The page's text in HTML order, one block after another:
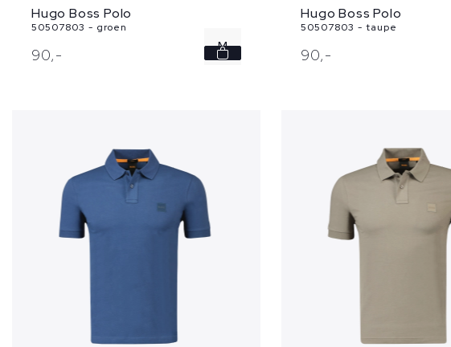
Hugo Boss Polo
50507803 - groen
90,- M
Hugo Boss Polo
50507803 - taupe
90,-